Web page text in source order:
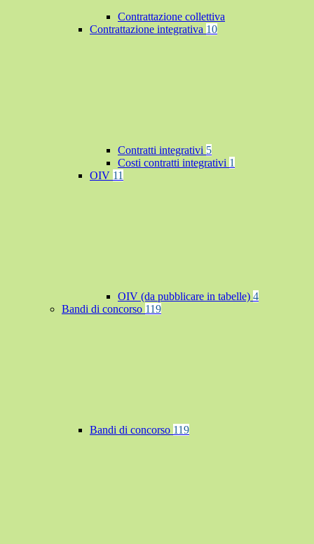
Contrattazione collettiva
Contrattazione integrativa 10
Contratti integrativi 5
Costi contratti integrativi 1
OIV 11
OIV (da pubblicare in tabelle) 4
Bandi di concorso 119
Bandi di concorso 119